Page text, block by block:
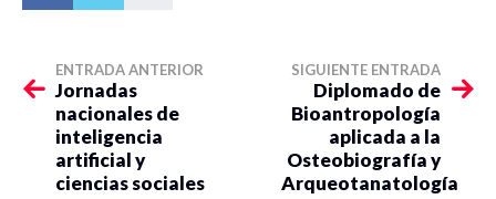
ENTRADA ANTERIOR
Jornadas
nacionales de
inteligencia
artificial y
ciencias sociales
SIGUIENTE ENTRADA
Diplomado de
Bioantropología
aplicada a la
Osteobiografía y
Arqueotanatología